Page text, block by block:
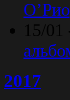
15/01
2017